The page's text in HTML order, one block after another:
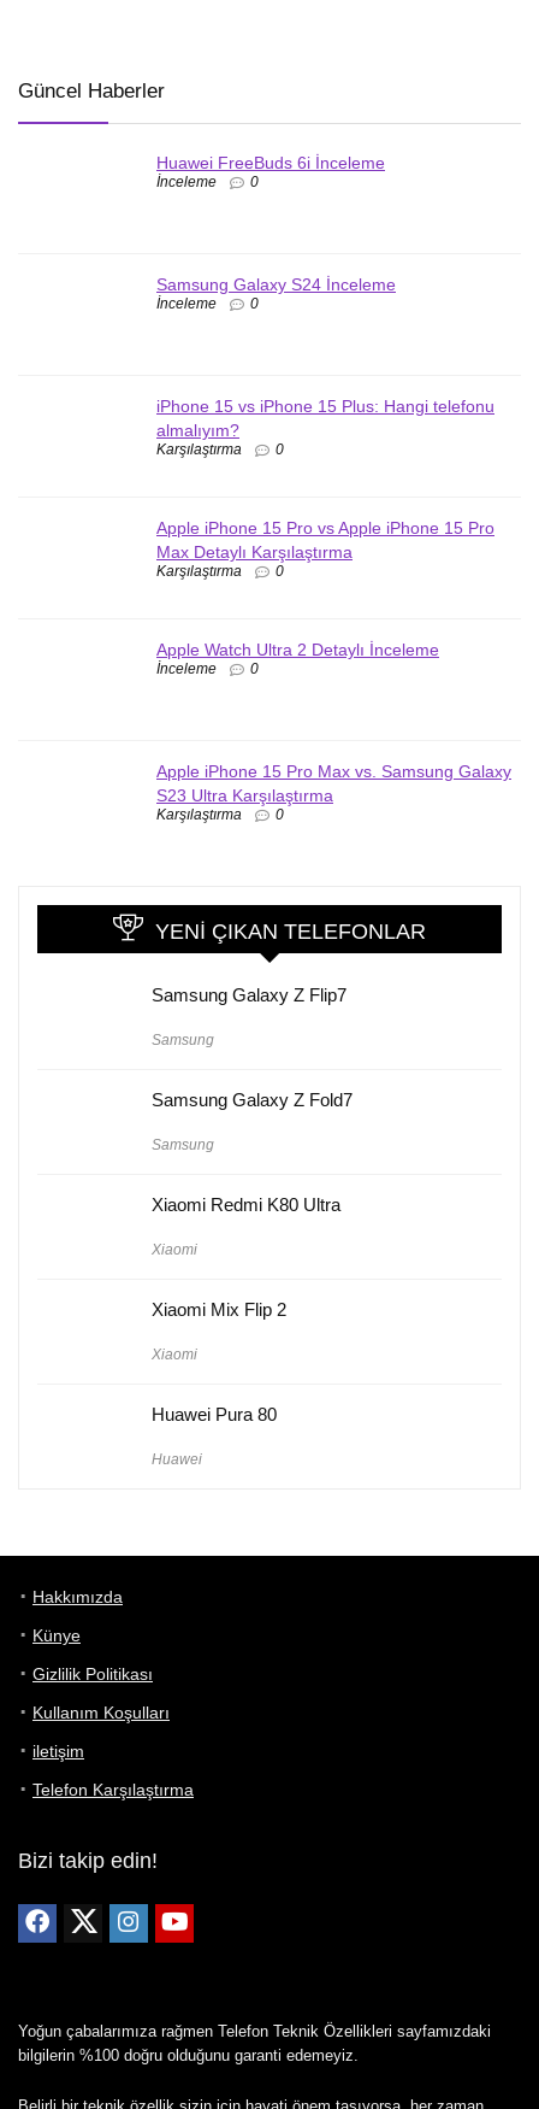
Güncel Haberler
Huawei FreeBuds 6i İnceleme
İnceleme 0
Samsung Galaxy S24 İnceleme
İnceleme 0
iPhone 15 vs iPhone 15 Plus: Hangi telefonu
almalıyım?
Karşılaştırma 0
Apple iPhone 15 Pro vs Apple iPhone 15 Pro
Max Detaylı Karşılaştırma
Karşılaştırma 0
Apple Watch Ultra 2 Detaylı İnceleme
İnceleme 0
Apple iPhone 15 Pro Max vs. Samsung Galaxy
S23 Ultra Karşılaştırma
Karşılaştırma 0
YENI ÇIKAN TELEFONLAR
Samsung Galaxy Z Flip7
Samsung
Samsung Galaxy Z Fold7
Samsung
Xiaomi Redmi K80 Ultra
Xiaomi
Xiaomi Mix Flip 2
Xiaomi
Huawei Pura 80
Huawei
Hakkımızda
Künye
Gizlilik Politikası
Kullanım Koşulları
iletişim
Telefon Karşılaştırma
Bizi takip edin!
Yoğun çabalarımıza rağmen Telefon Teknik Özellikleri sayfamızdaki
bilgilerin %100 doğru olduğunu garanti edemeyiz.